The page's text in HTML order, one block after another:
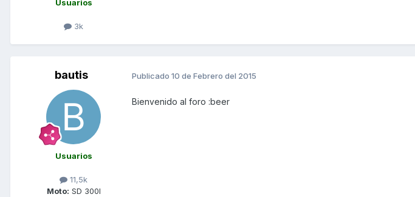
Usuarios
3k
bautis
Usuarios
11,5k
Moto: SD 300I
Publicado 10 de Febrero del 2015
Bienvenido al foro :beer